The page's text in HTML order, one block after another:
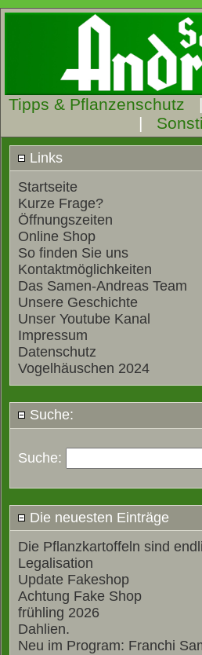
Tipps & Pflanzenschutz
|
Links
Startseite
Kurze Frage?
Öffnungszeiten
Online Shop
So finden Sie uns
Kontaktmöglichkeiten
Das Samen-Andreas Team
Unsere Geschichte
Unser Youtube Kanal
Impressum
Datenschutz
Vogelhäuschen 2024
Suche:
Suche:
Die neuesten Einträge
Die Pflanzkartoffeln sind
Legalisation
Update Fakeshop
Achtung Fake Shop
frühling 2026
Dahlien.
Neu im Program: Franchi